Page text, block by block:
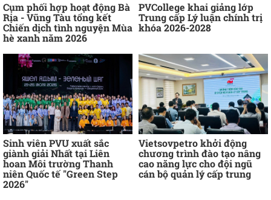
Cụm phối hợp hoạt động Bà
Rịa - Vũng Tàu tổng kết
Chiến dịch tình nguyện Mùa
hè xanh năm 2026
PVCollege khai giảng lớp
Trung cấp Lý luận chính trị
khóa 2026-2028
Sinh viên PVU xuất sắc
giành giải Nhất tại Liên
hoan Môi trường Thanh
niên Quốc tế "Green Step
2026"
Vietsovpetro khởi động
chương trình đào tạo nâng
cao năng lực cho đội ngũ
cán bộ quản lý cấp trung